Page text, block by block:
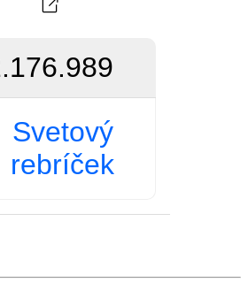
Svetový
rebríček